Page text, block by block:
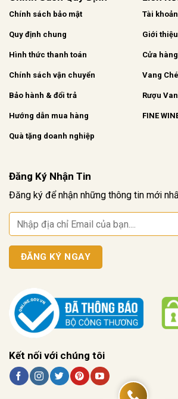
Chính sách bảo mật
Quy định chung
Hình thức thanh toán
Chính sách vận chuyển
Bảo hành & đổi trả
Hướng dẫn mua hàng
Quà tặng doanh nghiệp
Tài khoản
Giới thiệu
Cửa
Vang
Rượu
FINE
Đăng Ký Nhận Tin
Đăng ký để nhận những thông tin mới
Kết nối với chúng tôi